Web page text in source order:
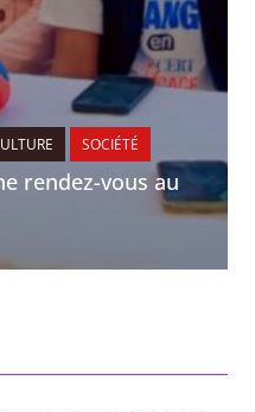
SOCIÉTÉ
rendez-vous au